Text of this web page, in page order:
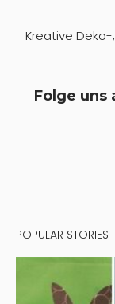
Kreative
Folge uns
POPULAR STORIES